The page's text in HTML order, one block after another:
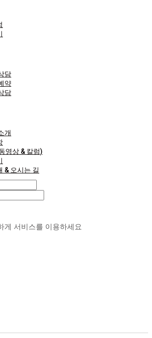
담
약
담
개
영상 & 칼럼)
& 오시는 길
이지
게 서비스를 이용하세요